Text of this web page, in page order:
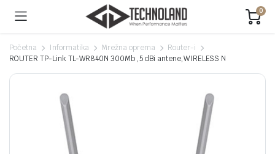
0
Početna Informatika Mrežna oprema
Router-i
ROUTER TP-Link TL-WR840N 300Mb ,5 dBi antene,WIRELESS N